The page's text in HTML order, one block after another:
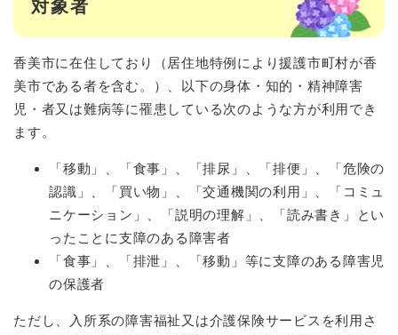
対象者
香美市に在住しており（居住地特例により援護市町村が香
美市である者を含む。）、以下の身体・知的・精神障害
児・者又は難病等に罹患している次のような方が利用でき
ます。
「移動」、「食事」、「排尿」、「排便」、「危険の
認識」、「買い物」、「交通機関の利用」、「コミュ
ニケーション」、「説明の理解」、「読み書き」とい
ったことに支障のある障害者
「食事」、「排泄」、「移動」等に支障のある障害児
の保護者
ただし、入所系の障害福祉又は介護保険サービスを利用さ